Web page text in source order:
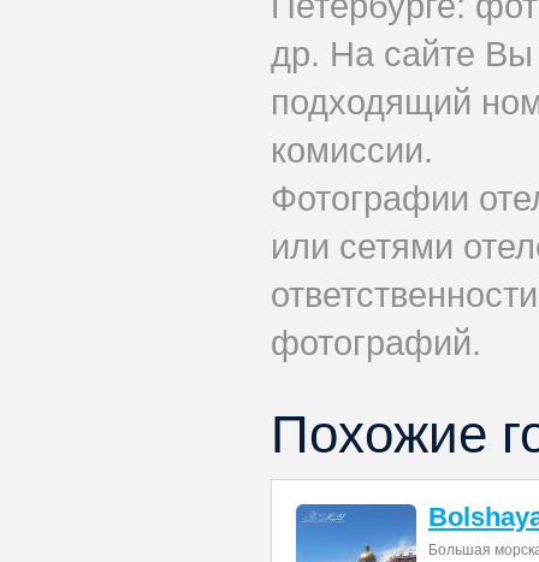
др. На сайте Вы
подходящий
комиссии.
Фотографии
или сетями
фотографий.
Похожие
Большая